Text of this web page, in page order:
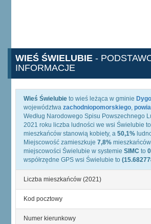
WIEŚ ŚWIELUBIE -
INFORMACJE
Wieś Świelubie to wieś leżąca w gminie
województwa zachodniopomorskiego,
Według Narodowego Spisu Powszechnego
2021 roku liczba ludności we wsi Świelubie to
mieszkańców stanowią kobiety, a 50,1%
Miejscowość zamieszkuje 7,8%
miejscowości Świelubie w systemie SIMC to
współrzędne GPS wsi Świelubie to
Liczba mieszkańców (2021)
Kod pocztowy
Numer kierunkowy